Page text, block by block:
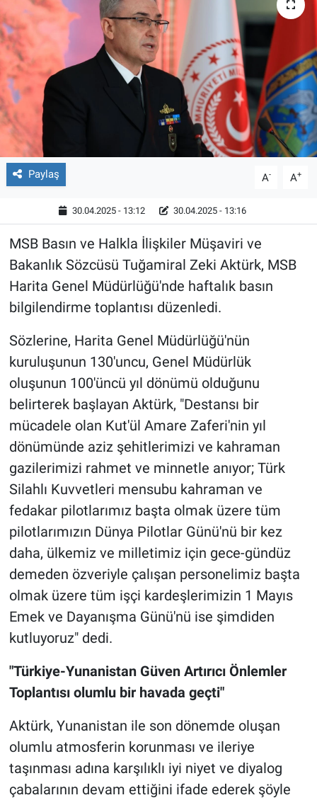
Paylaş A- A+
30.04.2025 - 13:12 30.04.2025 - 13:16
MSB Basın ve Halkla İlişkiler Müşaviri ve
Bakanlık Sözcüsü Tuğamiral Zeki Aktürk, MSB
Harita Genel Müdürlüğü'nde haftalık basın
bilgilendirme toplantısı düzenledi.
Sözlerine, Harita Genel Müdürlüğü'nün
kuruluşunun 130'uncu, Genel Müdürlük
oluşunun 100'üncü yıl dönümü olduğunu
belirterek başlayan Aktürk, "Destansı bir
mücadele olan Kut'ül Amare Zaferi'nin yıl
dönümünde aziz şehitlerimizi ve kahraman
gazilerimizi rahmet ve minnetle anıyor; Türk
Silahlı Kuvvetleri mensubu kahraman ve
fedakar pilotlarımız başta olmak üzere tüm
pilotlarımızın Dünya Pilotlar Günü'nü bir kez
daha, ülkemiz ve milletimiz için gece-gündüz
demeden özveriyle çalışan personelimiz başta
olmak üzere tüm işçi kardeşlerimizin 1 Mayıs
Emek ve Dayanışma Günü'nü ise şimdiden
kutluyoruz" dedi.
"Türkiye-Yunanistan Güven Artırıcı Önlemler
Toplantısı olumlu bir havada geçti"
Aktürk, Yunanistan ile son dönemde oluşan
olumlu atmosferin korunması ve ileriye
taşınması adına karşılıklı iyi niyet ve diyalog
çabalarının devam ettiğini ifade ederek şöyle